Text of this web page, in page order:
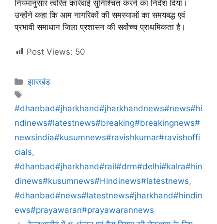
नियमानुसार त्वरित कार्रवाई सुनिश्चित करने का निर्देश दिया।
उन्होंने कहा कि आम नागरिकों की समस्याओं का समयबद्ध एवं
प्रभावी समाधान जिला प्रशासन की सर्वोच्च प्राथमिकता है।
Post Views: 50
झारखंड
#dhanbad#jharkhand#jharkhandnews#news#hi
ndinews#latestnews#breaking#breakingnews#
newsindia#kusumnews#ravishkumar#ravishoffi
cials,
#dhanbad#jharkhand#rail#drm#delhi#kalra#hin
dinews#kusumnews#Hindinews#latestnews,
#dhanbad#news#latestnews#jharkhand#hindin
ews#prayawaran#prayawarannews